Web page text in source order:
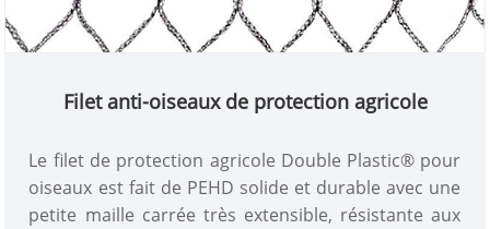
Filet anti-oiseaux de protection agricole
Le filet de protection agricole Double Plastic® pour
oiseaux est fait de PEHD solide et durable avec une
petite maille carrée très extensible, résistante aux